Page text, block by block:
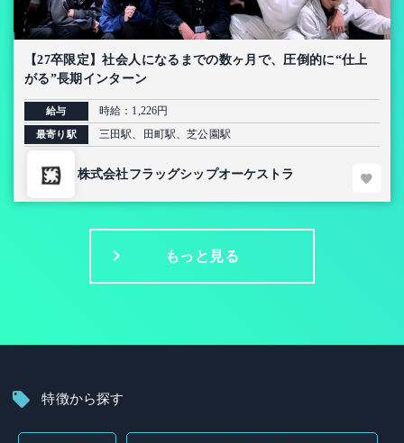
【27卒限定】社会人になるまでの数ヶ月で、圧倒的に“仕上
がる”長期インターン
給与 時給：1,226円
最寄り駅 三田駅、田町駅、芝公園駅
株式会社フラッグシップオーケストラ
もっと見る
特徴から探す